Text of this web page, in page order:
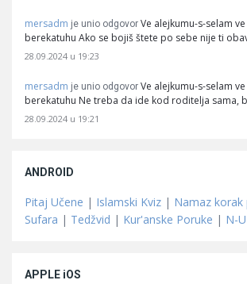
mersadm je unio odgovor Ve alejkumu-s-selam
berekatuhu Ako se bojiš štete po sebe nije ti
28.09.2024 u 19:23
mersadm je unio odgovor Ve alejkumu-s-selam
berekatuhu Ne treba da ide kod roditelja sama,
28.09.2024 u 19:21
ANDROID
Pitaj Učene | Islamski Kviz | Namaz korak
Sufara | Tedžvid | Kur'anske Poruke | N-
APPLE iOS